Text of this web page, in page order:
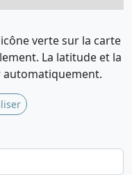
verte sur la carte
La latitude et la